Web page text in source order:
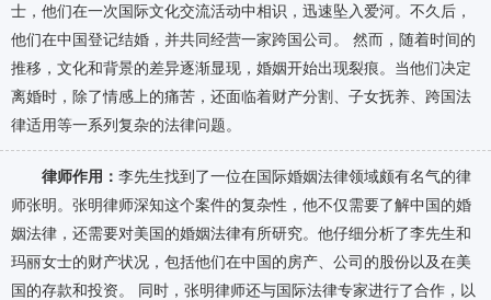
士，他们在一次国际文化交流活动中相识，迅速坠入爱河。不久后，
他们在中国登记结婚，并共同经营一家跨国公司。 然而，随着时间的
推移，文化和背景的差异逐渐显现，婚姻开始出现裂痕。当他们决定
离婚时，除了情感上的痛苦，还面临着财产分割、子女抚养、跨国法
律适用等一系列复杂的法律问题。
律师作用： 李先生找到了一位在国际婚姻法律领域颇有名气的律
师张明。张明律师深知这个案件的复杂性，他不仅需要了解中国的婚
姻法律，还需要对美国的婚姻法律有所研究。他仔细分析了李先生和
玛丽女士的财产状况，包括他们在中国的房产、公司的股份以及在美
国的存款和投资。 同时，张明律师还与国际法律专家进行了合作，以